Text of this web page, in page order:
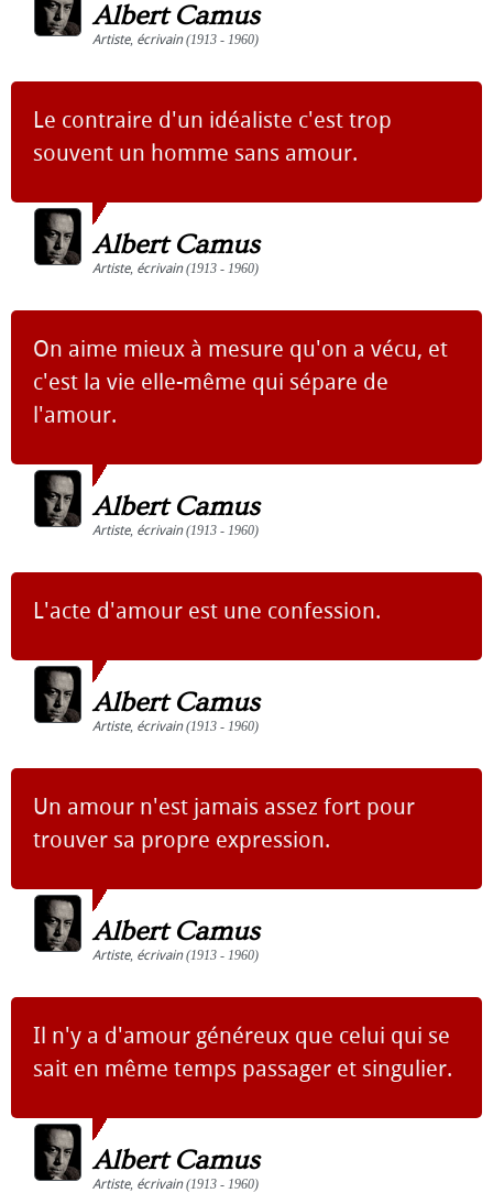
Albert Camus
Artiste, écrivain(1913 - 1960)
Le contraire d'un idéaliste c'est trop
souvent un homme sans amour.
Albert Camus
Artiste, écrivain(1913 - 1960)
On aime mieux à mesure qu'on a vécu, et
c'est la vie elle-même qui sépare de
l'amour.
Albert Camus
Artiste, écrivain(1913 - 1960)
L'acte d'amour est une confession.
Albert Camus
Artiste, écrivain(1913 - 1960)
Un amour n'est jamais assez fort pour
trouver sa propre expression.
Albert Camus
Artiste, écrivain(1913 - 1960)
Il n'y a d'amour généreux que celui qui se
sait en même temps passager et singulier.
Albert Camus
Artiste, écrivain(1913 - 1960)